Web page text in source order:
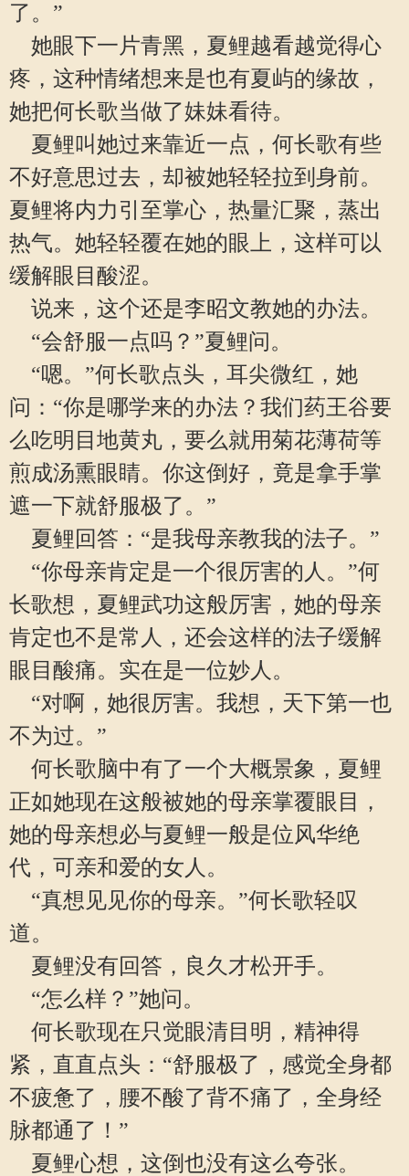
了。”
她眼下一片青黑，夏鲤越看越觉得心
疼，这种情绪想来是也有夏屿的缘故，
她把何长歌当做了妹妹看待。
夏鲤叫她过来靠近一点，何长歌有些
不好意思过去，却被她轻轻拉到身前。
夏鲤将内力引至掌心，热量汇聚，蒸出
热气。她轻轻覆在她的眼上，这样可以
缓解眼目酸涩。
说来，这个还是李昭文教她的办法。
“会舒服一点吗？”夏鲤问。
“嗯。”何长歌点头，耳尖微红，她
问：“你是哪学来的办法？我们药王谷要
么吃明目地黄丸，要么就用菊花薄荷等
煎成汤熏眼睛。你这倒好，竟是拿手掌
遮一下就舒服极了。”
夏鲤回答：“是我母亲教我的法子。”
“你母亲肯定是一个很厉害的人。”何
长歌想，夏鲤武功这般厉害，她的母亲
肯定也不是常人，还会这样的法子缓解
眼目酸痛。实在是一位妙人。
“对啊，她很厉害。我想，天下第一也
不为过。”
何长歌脑中有了一个大概景象，夏鲤
正如她现在这般被她的母亲掌覆眼目，
她的母亲想必与夏鲤一般是位风华绝
代，可亲和爱的女人。
“真想见见你的母亲。”何长歌轻叹
道。
夏鲤没有回答，良久才松开手。
“怎么样？”她问。
何长歌现在只觉眼清目明，精神得
紧，直直点头：“舒服极了，感觉全身都
不疲惫了，腰不酸了背不痛了，全身经
脉都通了！”
夏鲤心想，这倒也没有这么夸张。